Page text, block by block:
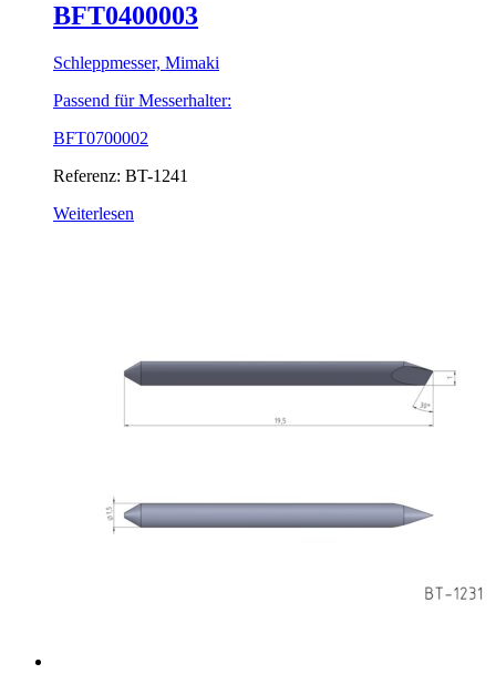
BFT0400003
Schleppmesser, Mimaki
Passend für Messerhalter:
BFT0700002
Referenz: BT-1241
Weiterlesen